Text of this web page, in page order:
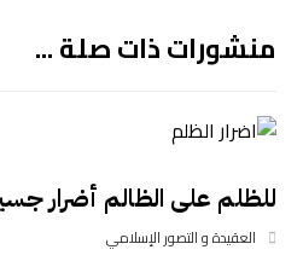
منشورات ذات صلة ...
للظلم على الظالم أضرار
العقيدة و التصور الإسلامي